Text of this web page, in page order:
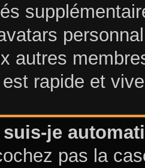
autres
est rapide et
je
pas la